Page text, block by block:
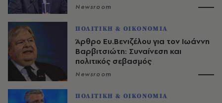
Newsroom
ΠΟΛΙΤΙΚΗ & ΟΙΚΟΝΟΜΙΑ
Άρθρο Ευ.Βενιζέλου για τον Iωάννη
Βαρβιτσιώτη: Συναίνεση και
πολιτικός σεβασμός
Newsroom
ΠΟΛΙΤΙΚΗ & ΟΙΚΟΝΟΜΙΑ